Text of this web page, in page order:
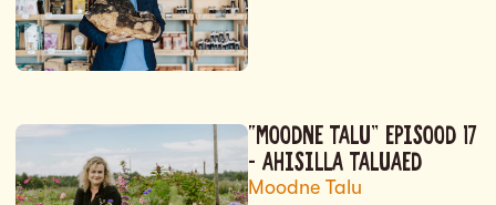
“MOODNE TALU” EPISOOD 17
– AHISILLA TALUAED
Moodne Talu